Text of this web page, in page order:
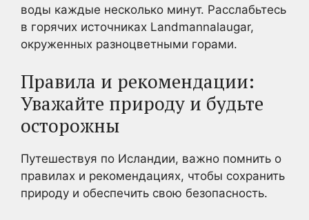
воды каждые несколько минут. Расслабьтесь
в горячих источниках Landmannalaugar,
окруженных разноцветными горами.
Правила и рекомендации:
Уважайте природу и будьте
осторожны
Путешествуя по Исландии, важно помнить о
правилах и рекомендациях, чтобы сохранить
природу и обеспечить свою безопасность.